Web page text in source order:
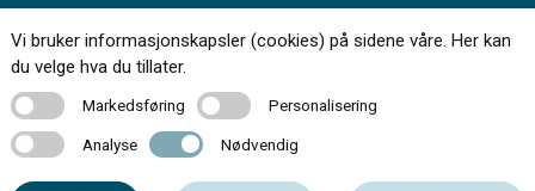
Kontakt oss
Vi bruker informasjonskapsler (cookies) på sidene våre. Her kan
du velge hva du tillater.
MarkedsføringMarkedsføring PersonaliseringPersonalisering
Analyse Analyse Nødvendig Nødvendig